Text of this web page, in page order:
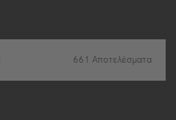
661 Αποτελέσματα